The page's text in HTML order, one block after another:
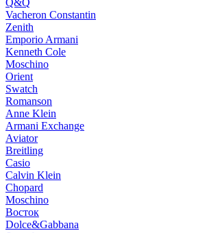
Q&Q
Vacheron Constantin
Zenith
Emporio Armani
Kenneth Cole
Moschino
Orient
Swatch
Romanson
Anne Klein
Armani Exchange
Aviator
Breitling
Casio
Calvin Klein
Chopard
Moschino
Восток
Dolce&Gabbana